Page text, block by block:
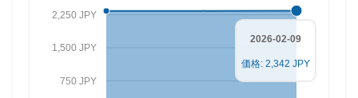
750 JPY
1,500 JPY
2,250 JPY
2026-02-09
価格: 2,342 JPY